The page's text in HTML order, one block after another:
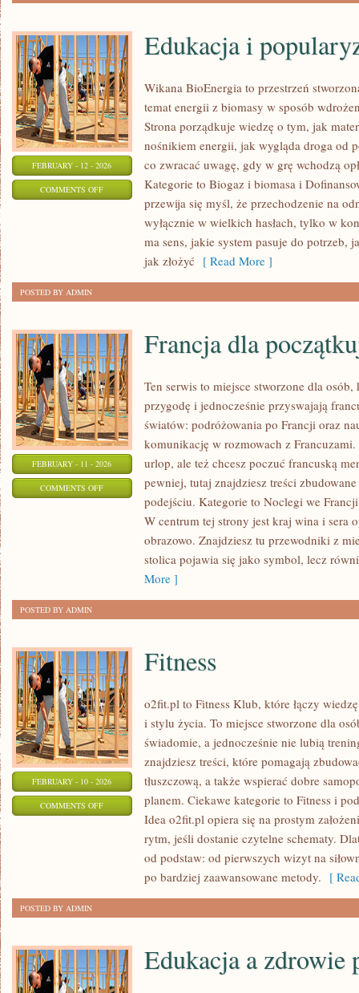
FEBRUARY - 12 - 2026
COMMENTS OFFON
POPULARYZACJA
Edukacja i
Wikana BioEnergia to przestrzeń
temat energii z biomasy w sposób
Strona porządkuje wiedzę o tym, jak
nośnikiem energii, jak wygląda droga od
co zwracać uwagę, gdy w grę wchodzą
Kategorie to Biogaz i biomasa i
przewija się myśl, że przechodzenie na
wyłącznie w wielkich hasłach, tylko w
ma sens, jakie system pasuje do potrzeb,
jak złożyć [ Read More ]
POSTED BY ADMIN
FEBRUARY - 11 - 2026
COMMENTS OFFON
POCZĄTKUJĄCYCH
Francja dla
Ten serwis to miejsce stworzone dla
przygodę i jednocześnie przyswajają
światów: podróżowania po Francji oraz
komunikację w rozmowach z Francuzami.
urlop, ale też chcesz poczuć francuską
pewniej, tutaj znajdziesz treści
podejściu. Kategorie to Noclegi we
W centrum tej strony jest kraj wina i sera
obrazowo. Znajdziesz tu przewodniki z
stolica pojawia się jako symbol, lecz
More ]
POSTED BY ADMIN
FEBRUARY - 10 - 2026
COMMENTS OFFON
Fitness
o2fit.pl to Fitness Klub, które łączy
i stylu życia. To miejsce stworzone dla
świadomie, a jednocześnie nie lubią
znajdziesz treści, które pomagają
tłuszczową, a także wspierać dobre
planem. Ciekawe kategorie to Fitness i
Idea o2fit.pl opiera się na prostym
rytm, jeśli dostanie czytelne schematy.
od podstaw: od pierwszych wizyt na
po bardziej zaawansowane metody. [
POSTED BY ADMIN
Edukacja a zdrowie